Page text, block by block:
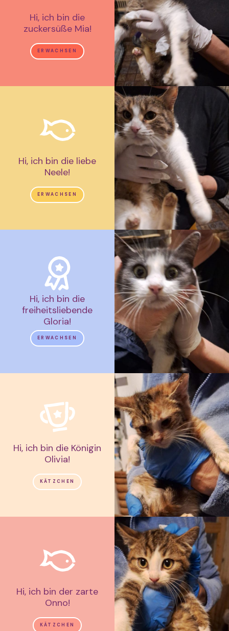
Hi, ich bin die
zuckersüße Mia!
ERWACHSEN
Hi, ich bin die liebe
Neele!
ERWACHSEN
Hi, ich bin die
freiheitsliebende
Gloria!
ERWACHSEN
Hi, ich bin die Königin
Olivia!
KÄTZCHEN
Hi, ich bin der zarte
Onno!
KÄTZCHEN